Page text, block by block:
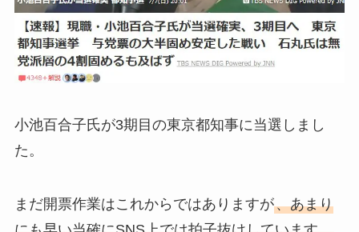
小池百合子氏が3期目の東京都知事に当選しまし
た。
まだ開票作業はこれからではありますが、あまり